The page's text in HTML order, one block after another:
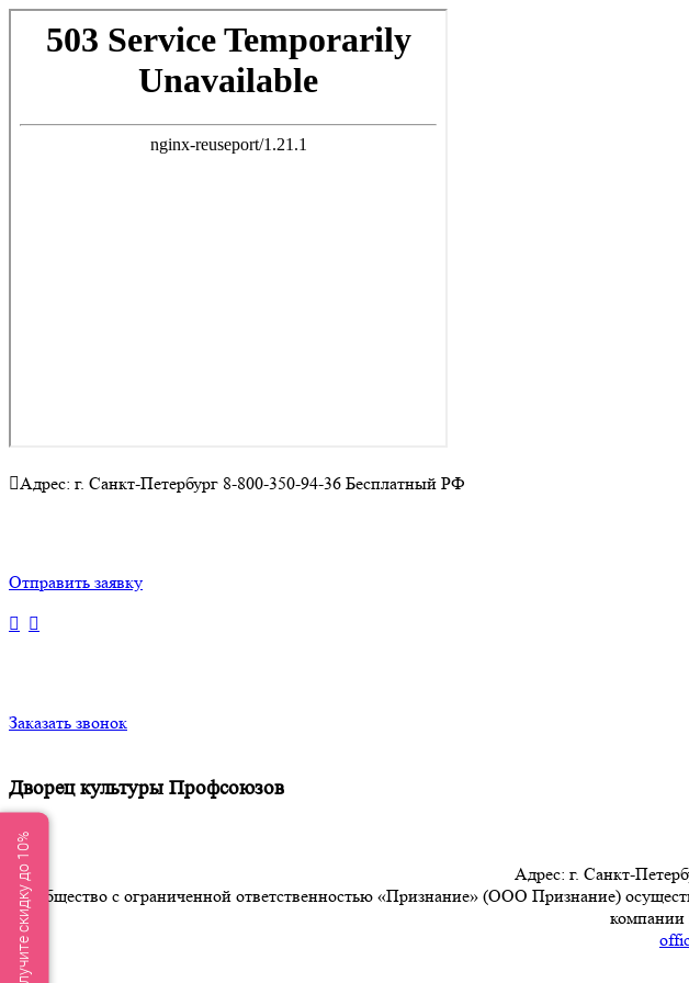
Адрес: г. Санкт-Петербург 8-800-350-94-36 Бесплатный РФ
Отправить заявку
Заказать звонок
Дворец культуры Профсоюзов
Адрес: г. Санкт-
Общество с ограниченной ответственностью «Признание» (ООО Признание)
компании
Получите скидку до 10%